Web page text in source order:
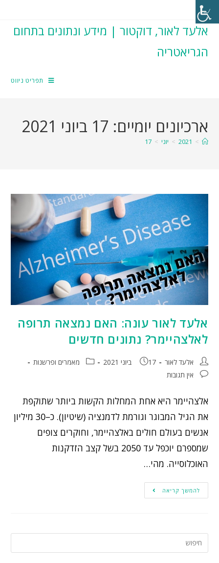
אלעד לאור, דוקטור | מידע ונתונים בתחום
הגריאטריה
תפריט ניווט
ארכיונים יומיים: 17 ביוני 2021
>
2021
> יוני >
17
אלעד לאור עונה: האם נמצאה תרופה
לאלצהיימר? נתונים חדשים
אלעד לאור 17 ביוני 2021
מאמרים ופרשנות
אין תגובות
אלצהיימר היא אחת המחלות הקשות ביותר שתוקפת
את הגיל המבוגר וגורמת לדמנציה (שיטיון). כ–30 מיליון
אנשים בעולם חולים באלצהיימר, וחוקרים צופים
שמספרם יוכפל עד 2050 בשל קצב הזדקנות
האוכלוסייה. מהי…
להמשך קריאה